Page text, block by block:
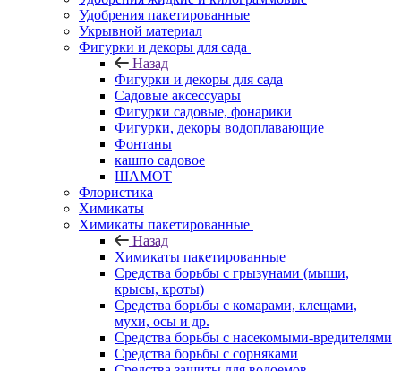
Удобрения пакетированные
Укрывной материал
Фигурки и декоры для сада
Назад
Фигурки и декоры для сада
Садовые аксессуары
Фигурки садовые, фонарики
Фигурки, декоры водоплавающие
Фонтаны
кашпо садовое
ШАМОТ
Флористика
Химикаты
Химикаты пакетированные
Назад
Химикаты пакетированные
Средства борьбы с грызунами (мыши,
крысы, кроты)
Средства борьбы с комарами, клещами,
мухи, осы и др.
Средства борьбы с насекомыми-вредителями
Средства борьбы с сорняками